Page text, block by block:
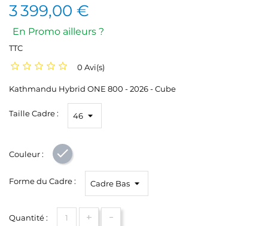
3 399,00 €
En Promo ailleurs ?
TTC
0 Avi(s)
Kathmandu Hybrid ONE 800 - 2026 - Cube
Taille Cadre :
Couleur : Gris
Forme du Cadre :
Quantité : + -